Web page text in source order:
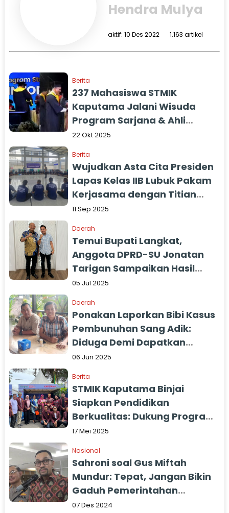
Hendra Mulya
aktif: 10 Des 2022 1.163 artikel
Berita
237 Mahasiswa STMIK
Kaputama Jalani Wisuda
Program Sarjana & Ahli
Madya Angkatan XXIII
22 Okt 2025
Berita
Wujudkan Asta Cita Presiden
Lapas Kelas IIB Lubuk Pakam
Kerjasama dengan Titian
Harapan Indonesia
11 Sep 2025
Daerah
Temui Bupati Langkat,
Anggota DPRD-SU Jonatan
Tarigan Sampaikan Hasil
Reses: Minta Prioritaskan
Jalan Desa
05 Jul 2025
Daerah
Ponakan Laporkan Bibi Kasus
Pembunuhan Sang Adik:
Diduga Demi Dapatkan
Pencarian Asuransi
06 Jun 2025
Berita
STMIK Kaputama Binjai
Siapkan Pendidikan
Berkualitas: Dukung Program
Pemerintah
17 Mei 2025
Nasional
Sahroni soal Gus Miftah
Mundur: Tepat, Jangan Bikin
Gaduh Pemerintahan
Prabowo
07 Des 2024